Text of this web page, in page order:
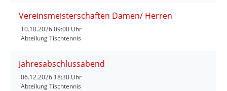
Vereinsmeisterschaften Damen/ Herren
10.10.202609:00 Uhr
Abteilung Tischtennis
Jahresabschlussabend
06.12.2026 18:30 Uhr
Abteilung Tischtennis